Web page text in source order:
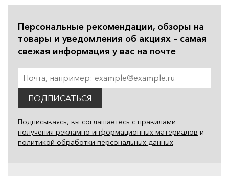
Персональные рекомендации, обзоры на
товары и уведомления об акциях – самая
свежая информация у вас на почте
ПОДПИСАТЬСЯ
Подписываясь, вы соглашаетесь с правилами
получения рекламно-информационных материалов и
политикой обработки персональных данных